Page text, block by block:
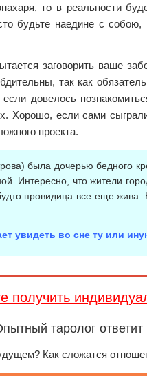
то в реальности
будьте наедине с
заговорить ваше
так как
довелось
Хорошо, если сами сыграли
проекта.
была дочерью бедного
Интересно, что жители
провидица все еще
увидеть во сне ту или
получить
таролог
Как сложатся